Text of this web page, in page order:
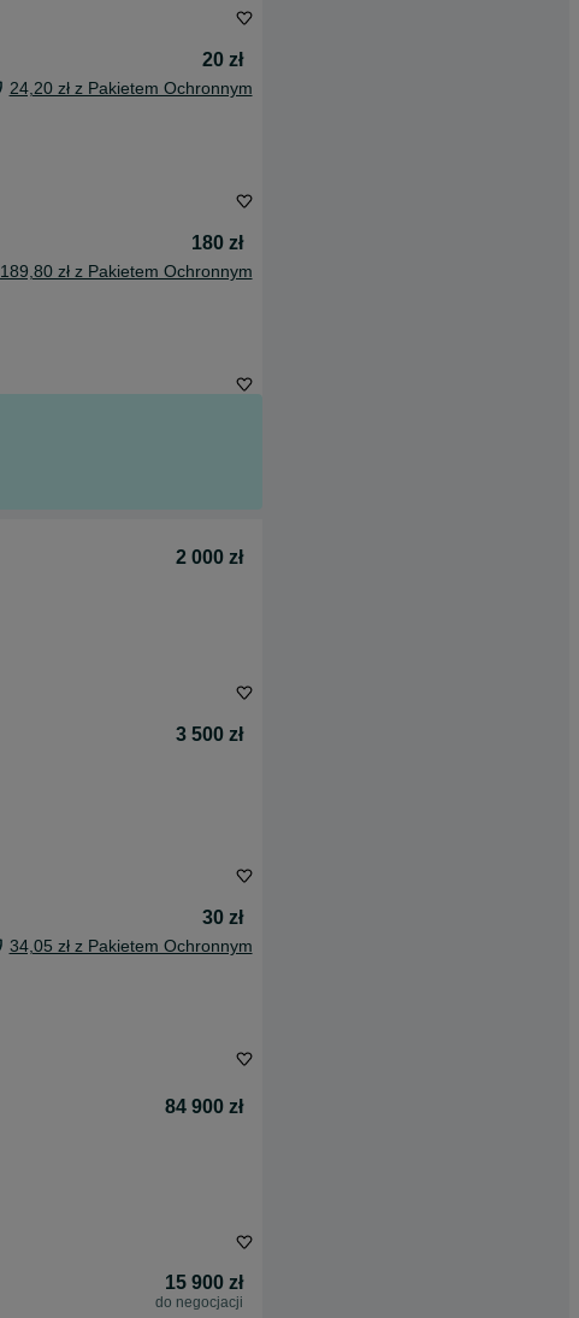
20 zł
24,20 zł z Pakietem Ochronnym
180 zł
189,80 zł z Pakietem Ochronnym
2 000 zł
3 500 zł
30 zł
34,05 zł z Pakietem Ochronnym
84 900 zł
15 900 zł
do negocjacji